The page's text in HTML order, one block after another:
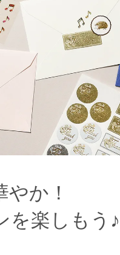
か！
を楽しもう♪